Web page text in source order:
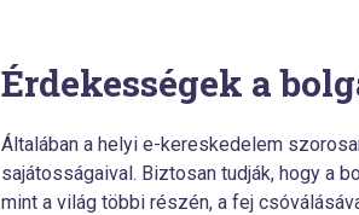
Érdekességek a
Általában a helyi e-kereskedelem
sajátosságaival. Biztosan tudják, hogy a
mint a világ többi részén, a fej